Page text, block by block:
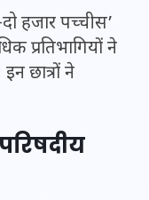
हजार पच्चीस’
प्रतिभागियों ने
छात्रों ने